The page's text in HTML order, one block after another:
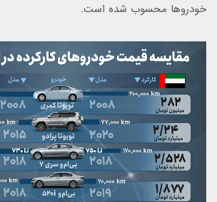
خودروها محسوب شده است.